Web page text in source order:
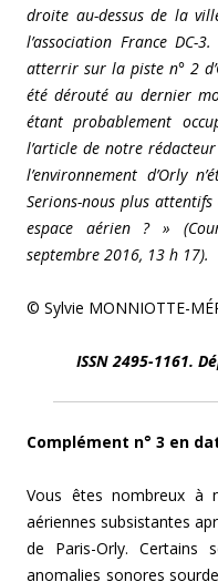
droite au-dessus de la
l’association France
atterrir sur la piste n° 2
été dérouté au dernier
étant probablement
l’article de notre
l’environnement d’Orly
Serions-nous plus attentifs
espace aérien ? »
septembre 2016, 13 h 17).
© Sylvie MONNIOTTE-
ISSN 2495-1161.
Complément n° 3 en
Vous êtes nombreux à
aériennes subsistantes
de Paris-Orly. Certains
anomalies sonores